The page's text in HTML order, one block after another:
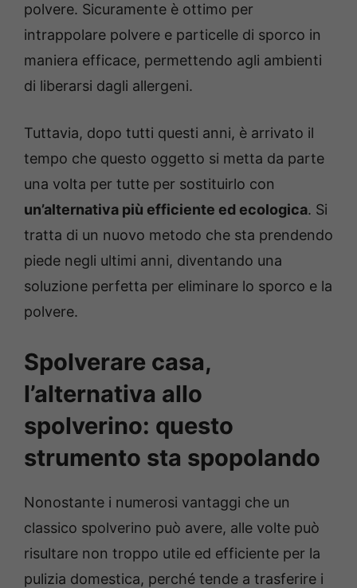
polvere. Sicuramente è ottimo per
intrappolare polvere e particelle di sporco in
maniera efficace, permettendo agli ambienti
di liberarsi dagli allergeni.
Tuttavia, dopo tutti questi anni, è arrivato il
tempo che questo oggetto si metta da parte
una volta per tutte per sostituirlo con
un’alternativa più efficiente ed ecologica. Si
tratta di un nuovo metodo che sta prendendo
piede negli ultimi anni, diventando una
soluzione perfetta per eliminare lo sporco e la
polvere.
Spolverare casa,
l’alternativa allo
spolverino: questo
strumento sta spopolando
Nonostante i numerosi vantaggi che un
classico spolverino può avere, alle volte può
risultare non troppo utile ed efficiente per la
pulizia domestica, perché tende a trasferire i